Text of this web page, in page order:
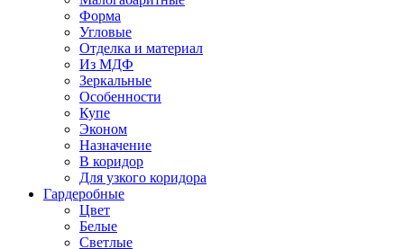
Форма
Угловые
Отделка и материал
Из МДФ
Зеркальные
Особенности
Купе
Эконом
Назначение
В коридор
Для узкого коридора
Гардеробные
Цвет
Белые
Светлые